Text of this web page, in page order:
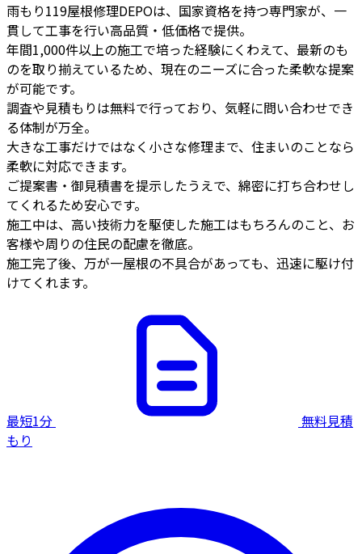
雨もり119屋根修理DEPOは、国家資格を持つ専門家が、一
貫して工事を行い高品質・低価格で提供。
年間1,000件以上の施工で培った経験にくわえて、最新のも
のを取り揃えているため、現在のニーズに合った柔軟な提案
が可能です。
調査や見積もりは無料で行っており、気軽に問い合わせでき
る体制が万全。
大きな工事だけではなく小さな修理まで、住まいのことなら
柔軟に対応できます。
ご提案書・御見積書を提示したうえで、綿密に打ち合わせし
てくれるため安心です。
施工中は、高い技術力を駆使した施工はもちろんのこと、お
客様や周りの住民の配慮を徹底。
施工完了後、万が一屋根の不具合があっても、迅速に駆け付
けてくれます。
最短1分
無料見積
もり